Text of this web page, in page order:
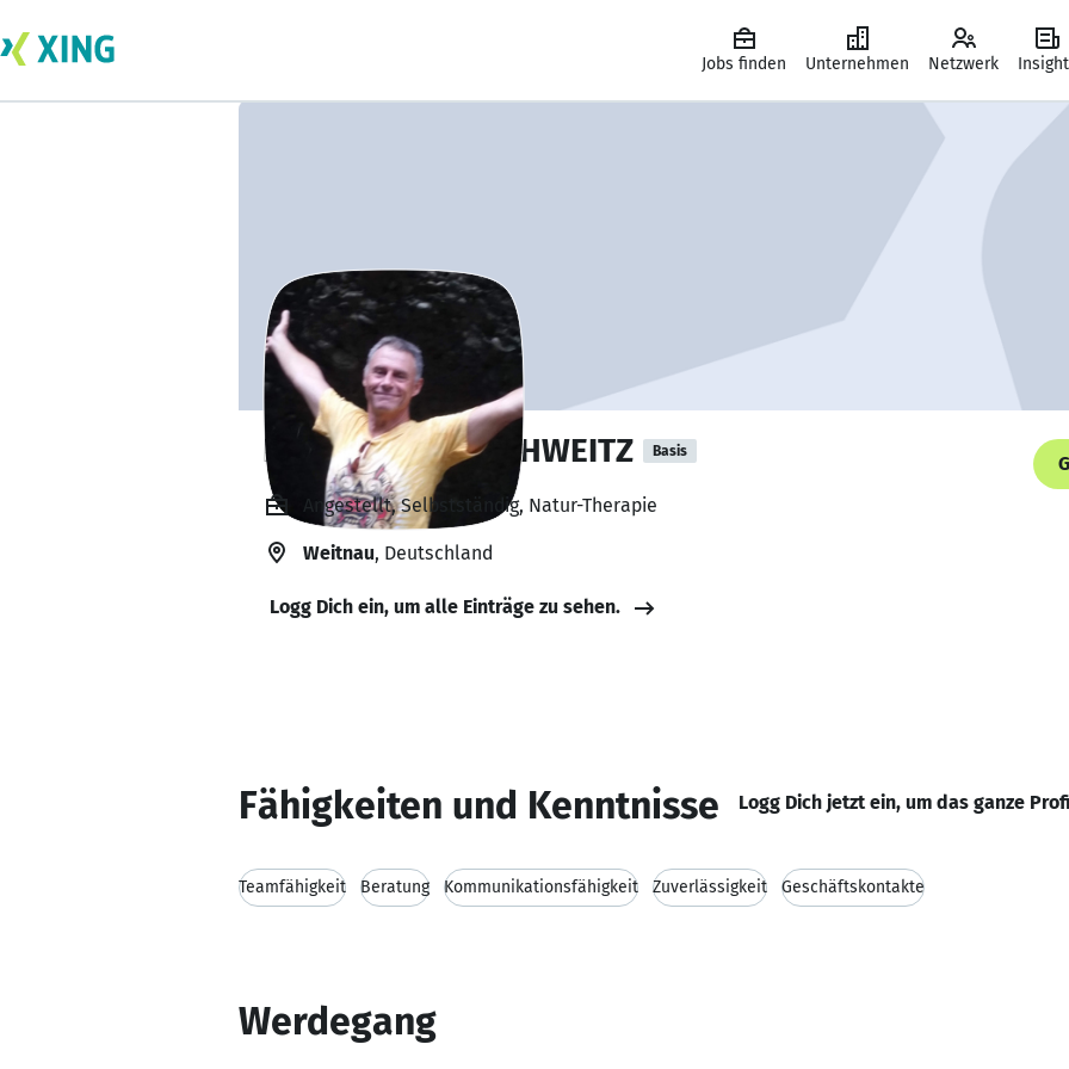
Jobs finden Unternehmen Netzwerk
Dag-Michael BUCHWEITZ Basis
Angestellt, Selbstständig, Natur-Therapie
Weitnau, Deutschland
Logg Dich ein, um alle Einträge zu sehen.
Fähigkeiten und Kenntnisse Logg Dich jetzt ein, um das ganze
Teamfähigkeit Beratung Kommunikationsfähigkeit Zuverlässigkeit Geschäftskontakte
Werdegang